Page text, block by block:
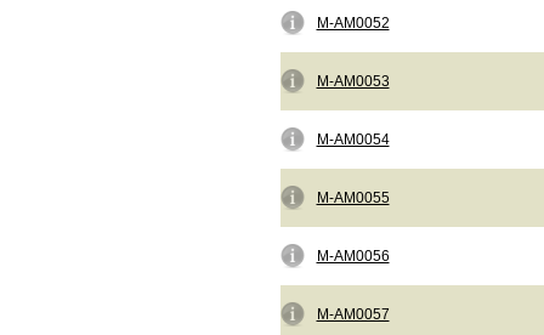
M-AM0052
M-AM0053
M-AM0054
M-AM0055
M-AM0056
M-AM0057